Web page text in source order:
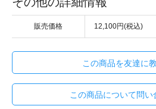
販売価格 12,100円(税込)
この商品を友達に
この商品について問い